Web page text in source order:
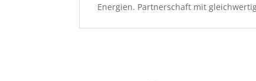
Energien. Partnerschaft mit